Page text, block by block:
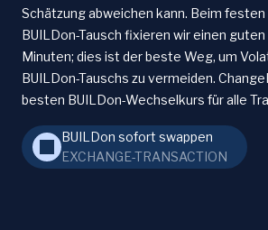
Schätzung abweichen kann. Beim festen
BUILDon-Tausch fixieren wir einen guten
Minuten; dies ist der beste Weg, um
BUILDon-Tauschs zu vermeiden.
besten BUILDon-Wechselkurs für alle
BUILDon sofort swappen
EXCHANGE-TRANSACTION